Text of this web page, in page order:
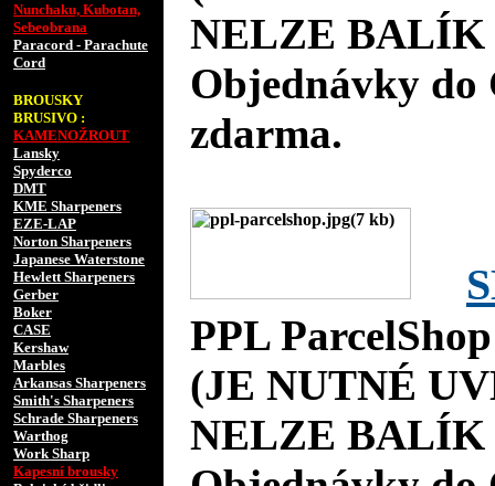
Nunchaku, Kubotan,
Sebeobrana
Paracord - Parachute
Cord
BROUSKY
BRUSIVO :
KAMENOŽROUT
Lansky
Spyderco
DMT
KME Sharpeners
EZE-LAP
Norton Sharpeners
Japanese Waterstone
Hewlett Sharpeners
Gerber
Boker
CASE
Kershaw
Marbles
Arkansas Sharpeners
Smith's Sharpeners
Schrade Sharpeners
Warthog
Work Sharp
Kapesní brousky
NELZE BALÍK
Objednávky do
zdarma.
PPL
(JE NUTNÉ
NELZE BALÍK